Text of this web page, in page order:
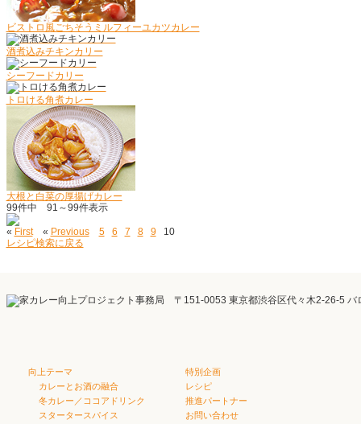
ビストロ風ごちそうミルフィーユカツカレー
酒煮込みチキンカリー
シーフードカリー
トロける角煮カレー
大根と白菜の厚揚げカレー
99件中 91～99件表示
« First« Previous 5 6 7 8 9 10
レシピ検索に戻る
向上テーマ
カレーとお酒の融合
冬カレー／ココアドリンク
スタータースパイス
特別企画
レシピ
推進パートナー
お問い合わせ